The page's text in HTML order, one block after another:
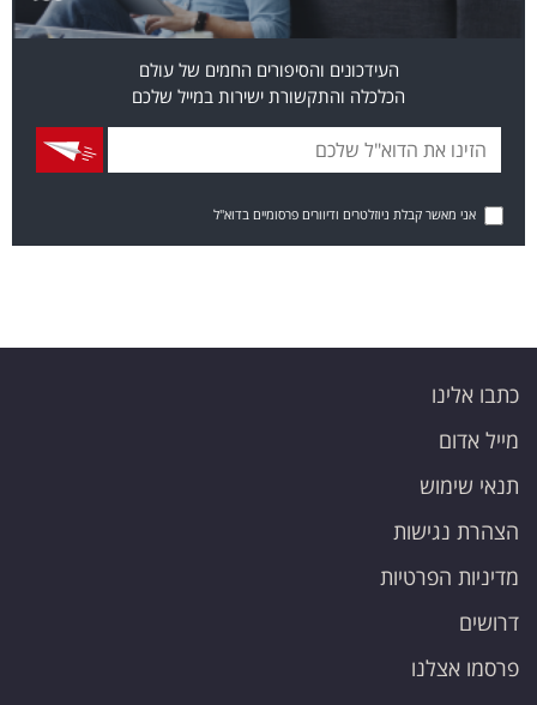
העידכונים והסיפורים החמים של עולם
הכלכלה והתקשורת ישירות במייל שלכם
אני מאשר קבלת ניוזלטרים ודיוורים פרסומיים בדוא"ל
כתבו אלינו
מייל אדום
תנאי שימוש
הצהרת נגישות
מדיניות הפרטיות
דרושים
פרסמו אצלנו